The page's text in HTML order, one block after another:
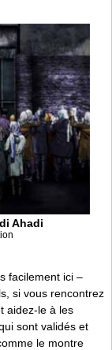
Ahadi
facilement ici –
si vous rencontrez
aidez-le à les
sont validés et
le montre